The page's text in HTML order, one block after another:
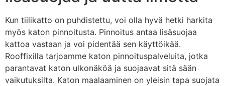
Kun tiilikatto on puhdistettu, voi olla hyvä hetki harkita
myös katon pinnoitusta. Pinnoitus antaa lisäsuojaa
kattoa vastaan ja voi pidentää sen käyttöikää.
Rooffixilla tarjoamme katon pinnoituspalveluita, jotka
parantavat katon ulkonäköä ja suojaavat sitä sään
vaikutuksilta. Katon maalaaminen on yleisin tapa suojata